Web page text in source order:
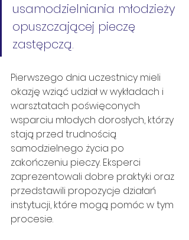
usamodzielniania młodzieży
opuszczającej pieczę
zastępczą.
Pierwszego dnia uczestnicy mieli
okazję wziąć udział w wykładach i
warsztatach poświęconych
wsparciu młodych dorosłych, którzy
stają przed trudnością
samodzielnego życia po
zakończeniu pieczy. Eksperci
zaprezentowali dobre praktyki oraz
przedstawili propozycje działań
instytucji, które mogą pomóc w tym
procesie.